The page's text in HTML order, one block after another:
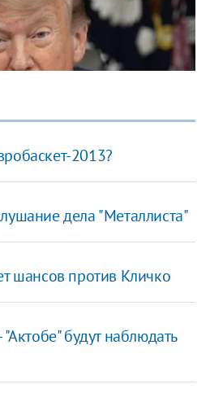
2013?
дела "Металлиста"
шансов против Кличко
будут наблюдать